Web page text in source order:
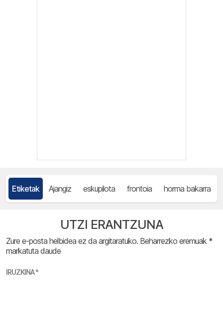
Etiketak Ajangiz eskupilota frontoia horma bakarra
UTZI ERANTZUNA
Zure e-posta helbidea ez da argitaratuko. Beharrezko eremuak *
markatuta daude
IRUZKINA*